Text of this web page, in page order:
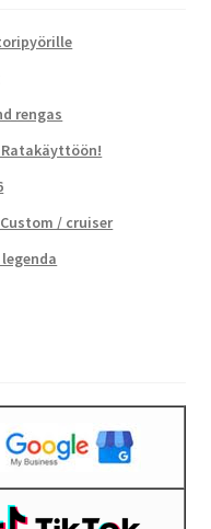
rengas
Ratakäyttöön!
/ cruiser